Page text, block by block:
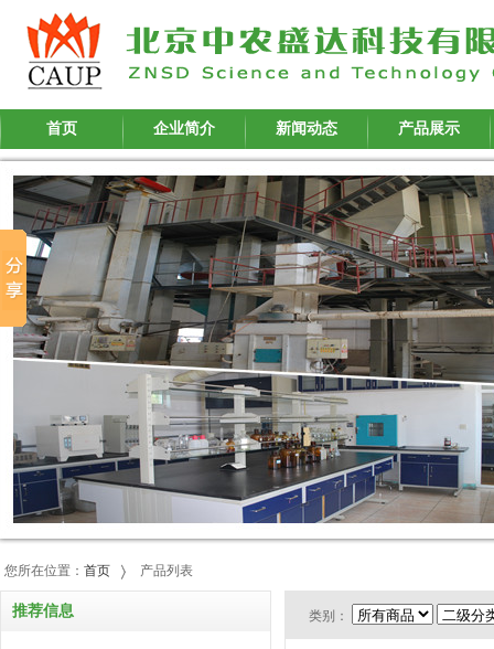
首页 企业简介 新闻动态 产品展示
您所在位置： 首页 产品列表
推荐信息 类别：